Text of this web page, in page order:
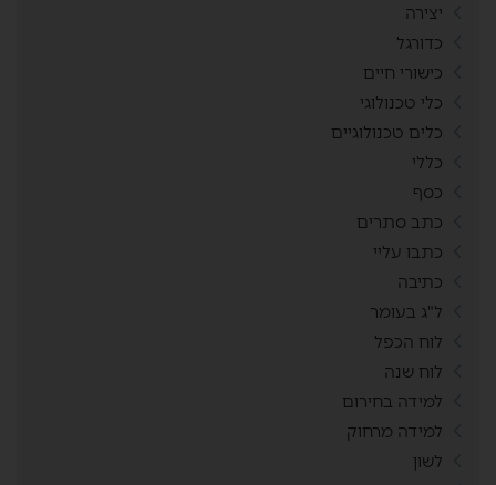
יצירה
כדורגל
כישורי חיים
כלי טכנולוגי
כלים טכנולוגיים
כללי
כסף
כתב סתרים
כתבו עליי
כתיבה
ל"ג בעומר
לוח הכפל
לוח שנה
למידה בחירום
למידה מרחוק
לשון